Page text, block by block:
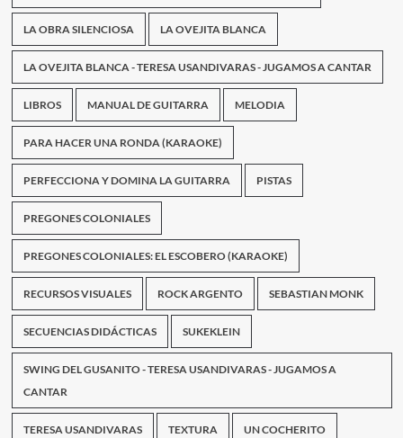
LA OBRA SILENCIOSA LA OVEJITA BLANCA
LA OVEJITA BLANCA - TERESA USANDIVARAS - JUGAMOS A CANTAR
LIBROS MANUAL DE GUITARRA MELODIA
PARA HACER UNA RONDA (KARAOKE)
PERFECCIONA Y DOMINA LA GUITARRA PISTAS
PREGONES COLONIALES
PREGONES COLONIALES: EL ESCOBERO (KARAOKE)
RECURSOS VISUALES ROCK ARGENTO SEBASTIAN MONK
SECUENCIAS DIDÁCTICAS SUKEKLEIN
SWING DEL GUSANITO - TERESA USANDIVARAS - JUGAMOS A
CANTAR
TERESA USANDIVARAS TEXTURA UN COCHERITO